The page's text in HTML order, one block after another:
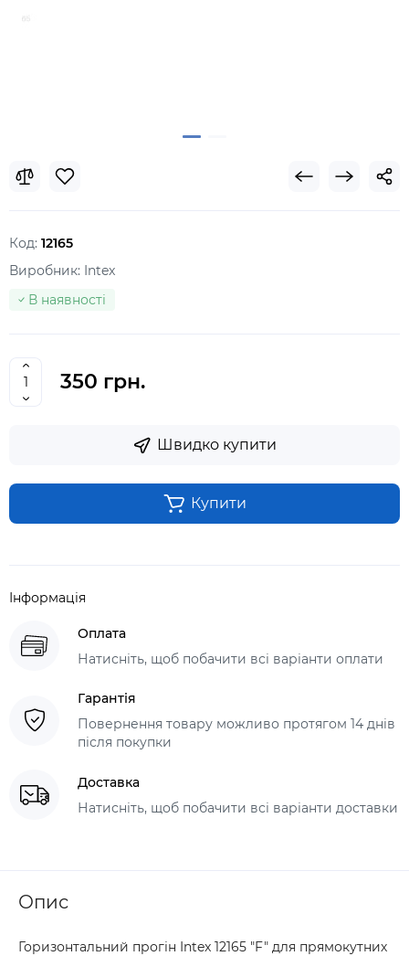
Код: 12165
Виробник: Intex
В наявності
350 грн.
Швидко купити
Купити
Інформація
Оплата
Натисніть, щоб побачити всі варіанти оплати
Гарантія
Повернення товару можливо протягом 14 днів
після покупки
Доставка
Натисніть, щоб побачити всі варіанти доставки
Опис
Горизонтальний прогін Intex 12165 "F" для прямокутних